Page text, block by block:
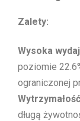
Zalety:
Wysoka
poziomie
ograniczonej
Wytrzymałość
długą